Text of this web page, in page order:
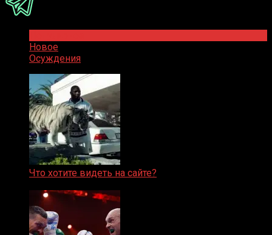
Новое
Осуждения
Что хотите видеть на сайте?